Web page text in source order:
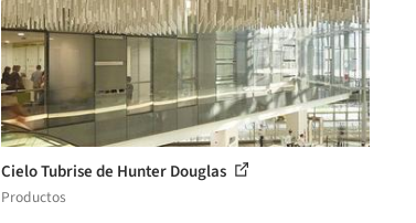
Cielo Tubrise de Hunter Douglas
Productos